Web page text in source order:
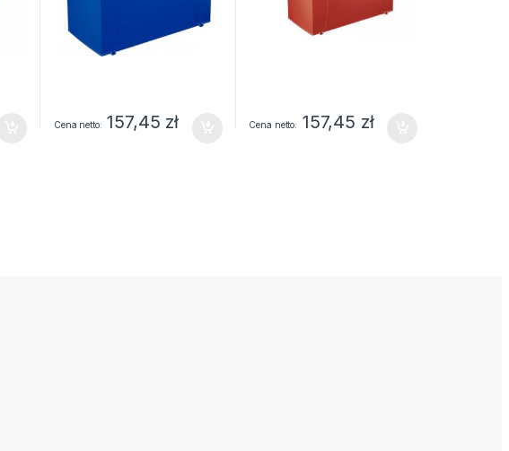
Cena netto 157,45 zł Cena netto 157,45 zł